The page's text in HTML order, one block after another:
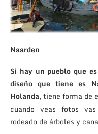
Naarden
Si hay un pueblo que
diseño que tiene es
Holanda, tiene forma de
cuando veas fotos
rodeado de árboles y